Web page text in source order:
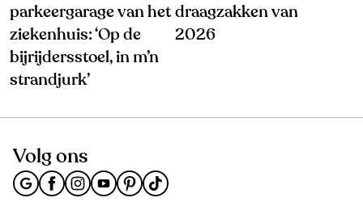
parkeergarage van het
ziekenhuis: ‘Op de
bijrijdersstoel, in m’n
strandjurk’
draagzakken van
2026
Volg ons